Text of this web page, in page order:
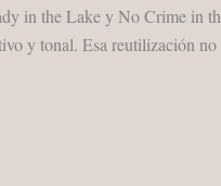
in the Lake y No Crime in
y tonal. Esa reutilización no